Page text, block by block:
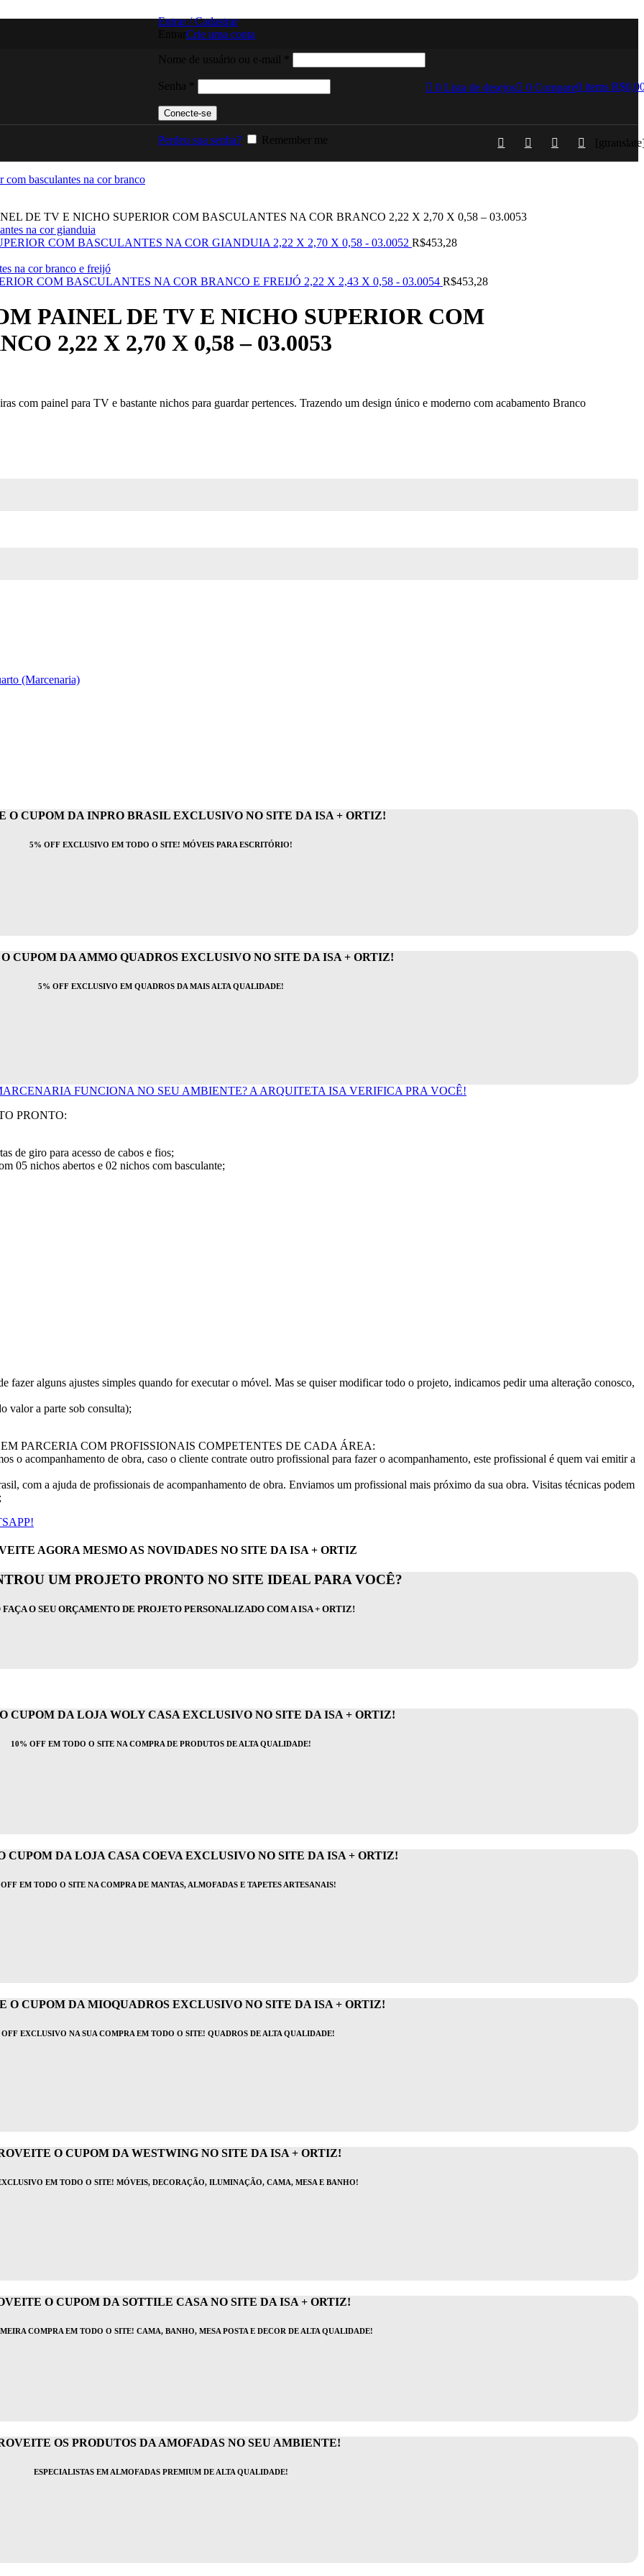
Entrar / Cadastrar
Crie uma conta
Nome de usuário ou e-mail
Senha
Conecte-se
Perdeu sua senha? Remember me
0 Lista de desejos 0 Compare0 items R$
DE TV E NICHO SUPERIOR COM BASCULANTES NA COR BRANCO 2,22 X 2,70 X 0,58 – 03.0053
COM BASCULANTES NA COR GIANDUIA 2,22 X 2,70 X 0,58 - 03.0052 R$453,28
COM BASCULANTES NA COR BRANCO E FREIJÓ 2,22 X 2,43 X 0,58 - 03.0054 R$453,28
PAINEL DE TV E NICHO SUPERIOR COM
2,22 X 2,70 X 0,58 – 03.0053
com painel para TV e bastante nichos para guardar pertences. Trazendo um design único e moderno com acabamento Branco
(Marcenaria)
O CUPOM DA INPRO BRASIL EXCLUSIVO NO SITE DA ISA + ORTIZ!
5% OFF EXCLUSIVO EM TODO O SITE! MÓVEIS PARA ESCRITÓRIO!
CUPOM DA AMMO QUADROS EXCLUSIVO NO SITE DA ISA + ORTIZ!
5% OFF EXCLUSIVO EM QUADROS DA MAIS ALTA QUALIDADE!
FUNCIONA NO SEU AMBIENTE? A ARQUITETA ISA VERIFICA PRA VOCÊ!
PRONTO:
de giro para acesso de cabos e fios;
05 nichos abertos e 02 nichos com basculante;
fazer alguns ajustes simples quando for executar o móvel. Mas se quiser modificar todo o projeto, indicamos pedir uma alteração conosco,
valor a parte sob consulta);
PARCERIA COM PROFISSIONAIS COMPETENTES DE CADA ÁREA:
o acompanhamento de obra, caso o cliente contrate outro profissional para fazer o acompanhamento, este profissional é quem vai emitir a
com a ajuda de profissionais de acompanhamento de obra. Enviamos um profissional mais próximo da sua obra. Visitas técnicas podem
AGORA MESMO AS NOVIDADES NO SITE DA ISA + ORTIZ
UM PROJETO PRONTO NO SITE IDEAL PARA VOCÊ?
O SEU ORÇAMENTO DE PROJETO PERSONALIZADO COM A ISA + ORTIZ!
CUPOM DA LOJA WOLY CASA EXCLUSIVO NO SITE DA ISA + ORTIZ!
10% OFF EM TODO O SITE NA COMPRA DE PRODUTOS DE ALTA QUALIDADE!
CUPOM DA LOJA CASA COEVA EXCLUSIVO NO SITE DA ISA + ORTIZ!
EM TODO O SITE NA COMPRA DE MANTAS, ALMOFADAS E TAPETES ARTESANAIS!
O CUPOM DA MIOQUADROS EXCLUSIVO NO SITE DA ISA + ORTIZ!
EXCLUSIVO NA SUA COMPRA EM TODO O SITE! QUADROS DE ALTA QUALIDADE!
O CUPOM DA WESTWING NO SITE DA ISA + ORTIZ!
EM TODO O SITE! MÓVEIS, DECORAÇÃO, ILUMINAÇÃO, CAMA, MESA E BANHO!
O CUPOM DA SOTTILE CASA NO SITE DA ISA + ORTIZ!
COMPRA EM TODO O SITE! CAMA, BANHO, MESA POSTA E DECOR DE ALTA QUALIDADE!
OS PRODUTOS DA AMOFADAS NO SEU AMBIENTE!
ESPECIALISTAS EM ALMOFADAS PREMIUM DE ALTA QUALIDADE!